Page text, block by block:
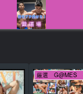
厳選 G@MES